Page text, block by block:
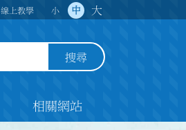
線上教學 小 中 大
搜尋
相關網站